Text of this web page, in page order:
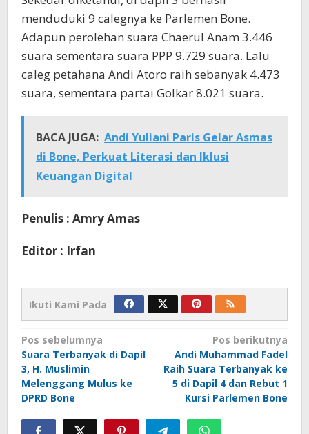
menduduki 9 calegnya ke Parlemen Bone.
Adapun perolehan suara Chaerul Anam 3.446
suara sementara suara PPP 9.729 suara. Lalu
caleg petahana Andi Atoro raih sebanyak 4.473
suara, sementara partai Golkar 8.021 suara.
BACA JUGA: Andi Yuliani Paris Gelar Asmas
di Bone, Perkuat Literasi dan Iklusi
Keuangan Digital
Penulis : Amry Amas
Editor : Irfan
Ikuti Kami Pada
Navigasi
pos
Pos sebelumnya
Suara Terbanyak di Dapil
3, H. Muslimin
Melenggang Mulus ke
DPRD Bone
Pos berikutnya
Andi Muhammad Fadel
Raih Suara Terbanyak ke
5 di Dapil 4 dan Rebut 1
Kursi Parlemen Bone